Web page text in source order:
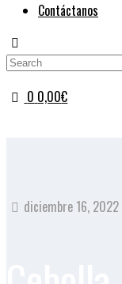
Contáctanos
0 0,00€
diciembre 16, 2022